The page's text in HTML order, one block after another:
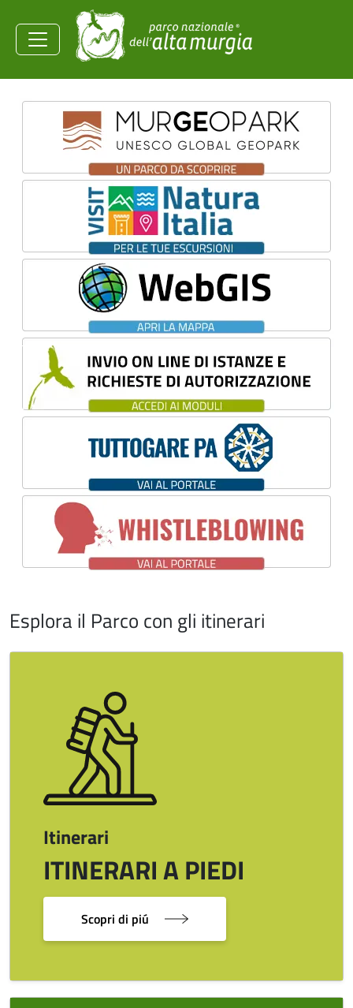
Salta al contenuto principale
della Sicurezza
Energetica
Homepage
Esplora il Parco con gli itinerari
Image
Itinerari
ITINERARI A PIEDI
Scopri di piú